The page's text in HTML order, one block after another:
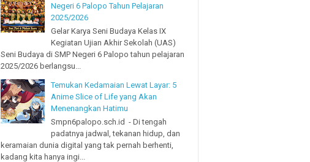
Negeri 6 Palopo Tahun Pelajaran
2025/2026
Gelar Karya Seni Budaya Kelas IX
Kegiatan Ujian Akhir Sekolah (UAS)
Seni Budaya di SMP Negeri 6 Palopo tahun pelajaran
2025/2026 berlangsu...
Temukan Kedamaian Lewat Layar: 5
Anime Slice of Life yang Akan
Menenangkan Hatimu
Smpn6palopo.sch.id - Di tengah
padatnya jadwal, tekanan hidup, dan
keramaian dunia digital yang tak pernah berhenti,
kadang kita hanya ingi...